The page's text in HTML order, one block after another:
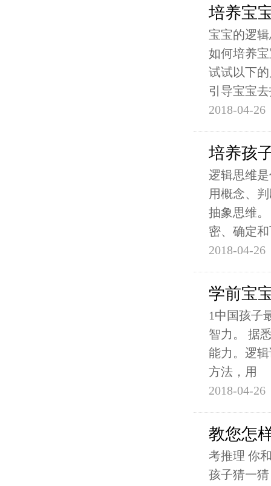
培养宝
宝宝的逻
如何培养
试试以下
引导宝宝
2018-04-26
培养孩
逻辑思维
用概念、
抽象思维
密、确定
2018-04-26
学前宝
1中国孩子
智力。 据
能力。逻
方法，用
2018-04-26
教您怎
考推理 你
孩子猜一